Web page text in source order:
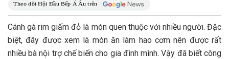
Cánh gà rim giấm đỏ là món quen thuộc với nhiều người. Đặc
biệt, đây được xem là món ăn làm hao cơm nên được rất
nhiều bà nội trợ chế biến cho gia đình mình. Vậy đã biết công